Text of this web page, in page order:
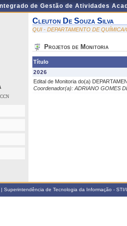
de Gestão de Atividades
Cleuton De Souza Silva
QUI - DEPARTAMENTO DE QUÍMICA/
Projetos de Monitoria
Título
2026
Edital de Monitoria do(a)
Coordenador(a): ADRIANO GOMES
| Superintendência de Tecnologia da Informação -